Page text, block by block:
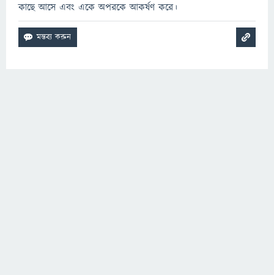
কাছে আসে এবং একে অপরকে আকর্ষণ করে।